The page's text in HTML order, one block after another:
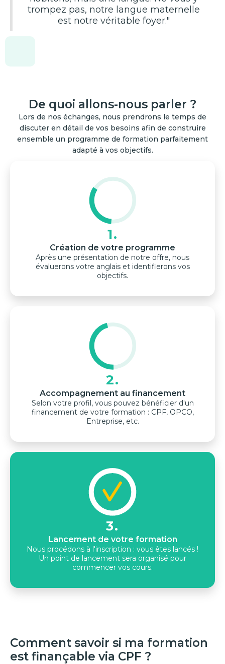
trompez pas, notre langue maternelle
est notre véritable foyer."
De quoi allons-nous parler ?
Lors de nos échanges, nous prendrons le temps de
discuter en détail de vos besoins afin de construire
ensemble un programme de formation parfaitement
adapté à vos objectifs.
1.
Création de votre programme
Après une présentation de notre offre, nous
évaluerons votre anglais et identifierons vos
objectifs.
2.
Accompagnement au financement
Selon votre profil, vous pouvez bénéficier d'un
financement de votre formation : CPF, OPCO,
Entreprise, etc.
3.
Lancement de votre formation
Nous procédons à l'inscription : vous êtes lancés !
Un point de lancement sera organisé pour
commencer vos cours.
Comment savoir si ma formation
est finançable via CPF ?